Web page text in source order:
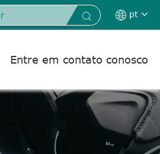
  pt
Entre em contato conosco